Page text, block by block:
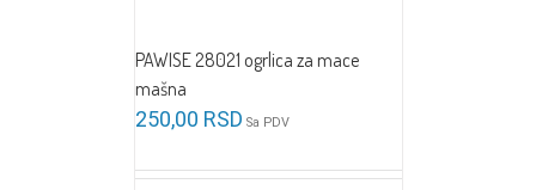
PAWISE 28021 ogrlica za mace
mašna
250,00 RSD Sa PDV